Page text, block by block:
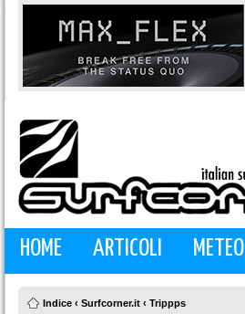
HOME ARTICOLI METEO
Indice ‹ Surfcorner.it ‹ Trippps